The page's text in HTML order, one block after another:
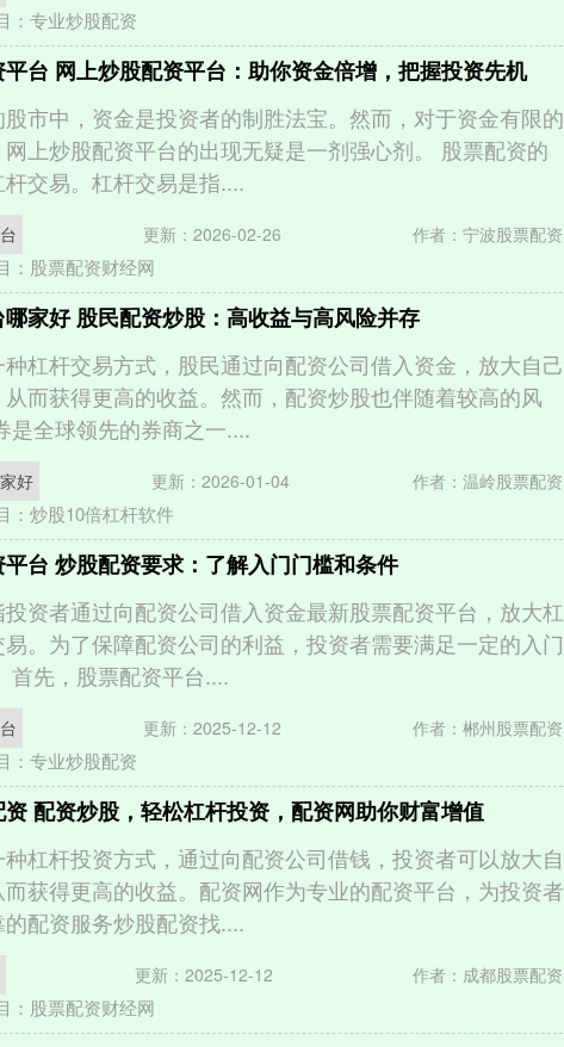
： 专业炒股配资
台 网上炒股配资平台：助你资金倍增，把握投资先机
市中，资金是投资者的制胜法宝。然而，对于资金有限的
上炒股配资平台的出现无疑是一剂强心剂。 股票配资的
交易。杠杆交易是指....
更新：2026-02-26 作者：宁波股票配资
： 股票配资财经网
家好 股民配资炒股：高收益与高风险并存
杠杆交易方式，股民通过向配资公司借入资金，放大自己
而获得更高的收益。然而，配资炒股也伴随着较高的风
是全球领先的券商之一....
好 更新：2026-01-04 作者：温岭股票配资
： 炒股10倍杠杆软件
台 炒股配资要求：了解入门门槛和条件
资者通过向配资公司借入资金最新股票配资平台，放大杠
。为了保障配资公司的利益，投资者需要满足一定的入门
首先，股票配资平台....
更新：2025-12-12 作者：郴州股票配资
： 专业炒股配资
配资炒股，轻松杠杆投资，配资网助你财富增值
杠杆投资方式，通过向配资公司借钱，投资者可以放大自
获得更高的收益。配资网作为专业的配资平台，为投资者
配资服务炒股配资找....
更新：2025-12-12 作者：成都股票配资
： 股票配资财经网